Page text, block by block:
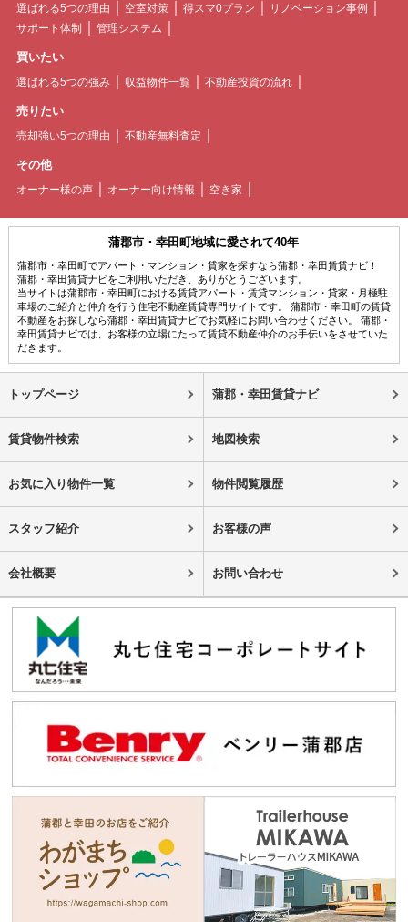
選ばれる5つの理由 空室対策 得スマ0プラン
リノベーション事例
サポート体制
管理システム
買いたい
選ばれる5つの強み 収益物件一覧 不動産投資の流れ
売りたい
売却強い5つの理由 不動産無料査定
その他
オーナー様の声 オーナー向け情報 空き家
蒲郡市・幸田町地域に愛されて40年
蒲郡市・幸田町でアパート・マンション・貸家を探すなら蒲郡・幸田賃貸ナビ！
蒲郡・幸田賃貸ナビをご利用いただき、ありがとうございます。
当サイトは蒲郡市・幸田町における賃貸アパート・賃貸マンション・貸家・月極駐
車場のご紹介と仲介を行う住宅不動産賃貸専門サイトです。 蒲郡市・幸田町の賃貸
不動産をお探しなら蒲郡・幸田賃貸ナビでお気軽にお問い合わせください。 蒲郡・
幸田賃貸ナビでは、お客様の立場にたって賃貸不動産仲介のお手伝いをさせていた
だきます。
トップページ 蒲郡・幸田賃貸ナビ
賃貸物件検索 地図検索
お気に入り物件一覧 物件閲覧履歴
スタッフ紹介 お客様の声
会社概要 お問い合わせ